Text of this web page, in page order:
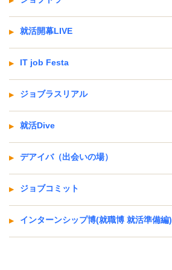
就活開幕LIVE
IT job Festa
ジョブラスリアル
就活Dive
デアイバ（出会いの場）
ジョブコミット
インターンシップ博(就職博 就活準備編)